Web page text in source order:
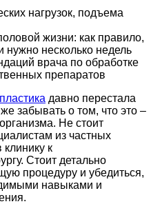
нагрузок, подъема
жизни: как правило,
нужно несколько недель
врача по обработке
препаратов
давно перестала
забывать о том, что это –
Не стоит
из частных
клинику к
Стоит детально
процедуру и убедиться,
навыками и